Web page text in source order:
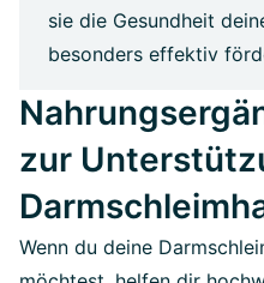
sie die Gesundheit
besonders effektiv
zur
Wenn du deine